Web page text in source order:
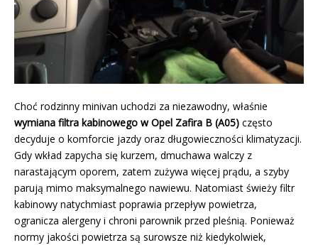
Choć rodzinny minivan uchodzi za niezawodny, właśnie
wymiana filtra kabinowego w Opel Zafira B (A05) często
decyduje o komforcie jazdy oraz długowieczności klimatyzacji.
Gdy wkład zapycha się kurzem, dmuchawa walczy z
narastającym oporem, zatem zużywa więcej prądu, a szyby
parują mimo maksymalnego nawiewu. Natomiast świeży filtr
kabinowy natychmiast poprawia przepływ powietrza,
ogranicza alergeny i chroni parownik przed pleśnią. Ponieważ
normy jakości powietrza są surowsze niż kiedykolwiek,